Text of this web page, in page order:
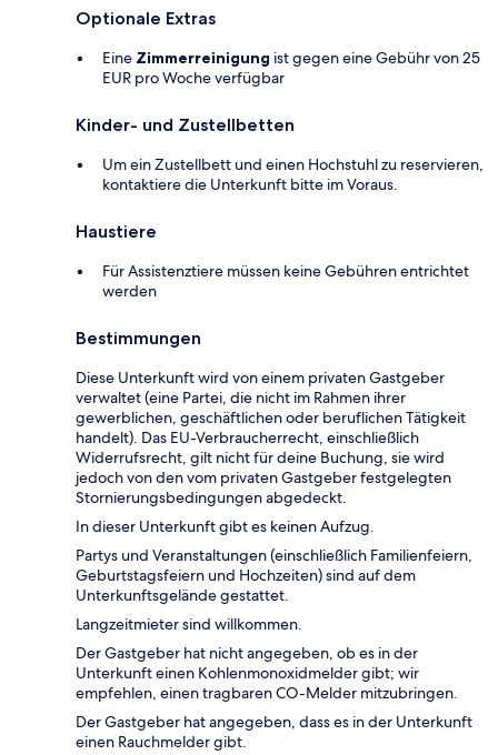
Optionale Extras
Eine Zimmerreinigung ist gegen eine Gebühr von 25
EUR pro Woche verfügbar
Kinder- und Zustellbetten
Um ein Zustellbett und einen Hochstuhl zu reservieren,
kontaktiere die Unterkunft bitte im Voraus.
Haustiere
Für Assistenztiere müssen keine Gebühren entrichtet
werden
Bestimmungen
Diese Unterkunft wird von einem privaten Gastgeber
verwaltet (eine Partei, die nicht im Rahmen ihrer
gewerblichen, geschäftlichen oder beruflichen Tätigkeit
handelt). Das EU-Verbraucherrecht, einschließlich
Widerrufsrecht, gilt nicht für deine Buchung, sie wird
jedoch von den vom privaten Gastgeber festgelegten
Stornierungsbedingungen abgedeckt.
In dieser Unterkunft gibt es keinen Aufzug.
Partys und Veranstaltungen (einschließlich Familienfeiern,
Geburtstagsfeiern und Hochzeiten) sind auf dem
Unterkunftsgelände gestattet.
Langzeitmieter sind willkommen.
Der Gastgeber hat nicht angegeben, ob es in der
Unterkunft einen Kohlenmonoxidmelder gibt; wir
empfehlen, einen tragbaren CO-Melder mitzubringen.
Der Gastgeber hat angegeben, dass es in der Unterkunft
einen Rauchmelder gibt.